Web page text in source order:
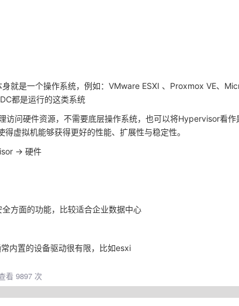
就是一个操作系统，例如：VMware ESXI 、Proxmox VE、
都是运行的这类系统
问硬件资源，不需要底层操作系统，也可以将Hypervisor看作
虚拟机能够获得更好的性能、扩展性与稳定性。
-> 硬件
方面的功能，比较适合企业数据中心
内置的设备驱动很有限，比如esxi
看 9897 次